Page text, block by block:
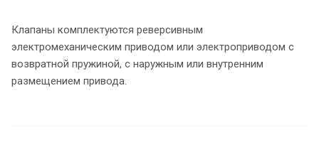
Клапаны комплектуются реверсивным
электромеханическим приводом или электроприводом с
возвратной пружиной, с наружным или внутренним
размещением привода.